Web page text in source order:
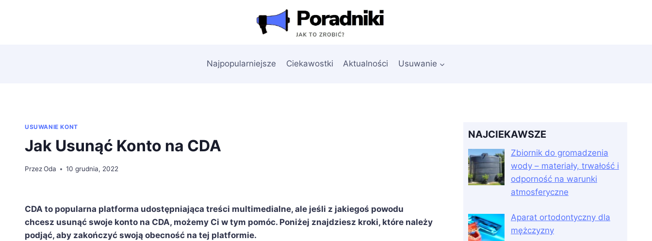
Najpopularniejsze Ciekawostki Aktualności Usuwanie
USUWANIE KONT
Jak Usunąć Konto na CDA
PrzezOda 10 grudnia, 2022
CDA to popularna platforma udostępniająca treści multimedialne, ale jeśli z jakiegoś powodu
chcesz usunąć swoje konto na CDA, możemy Ci w tym pomóc. Poniżej znajdziesz kroki, które należy
podjąć, aby zakończyć swoją obecność na tej platformie.
NAJCIEKAWSZE
Zbiornik do gromadzenia
wody – materiały, trwałość i
odporność na warunki
atmosferyczne
Aparat ortodontyczny dla
mężczyzny